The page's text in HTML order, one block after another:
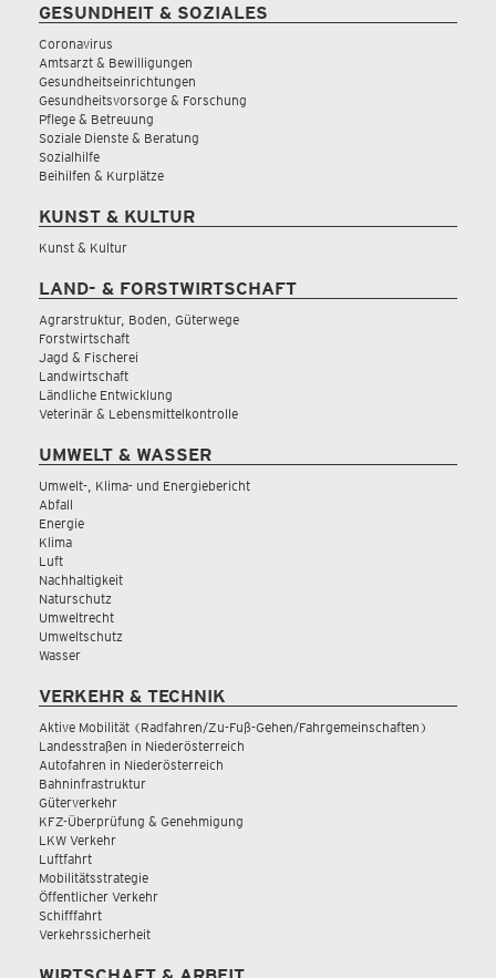
GESUNDHEIT & SOZIALES
Coronavirus
Amtsarzt & Bewilligungen
Gesundheitseinrichtungen
Gesundheitsvorsorge & Forschung
Pflege & Betreuung
Soziale Dienste & Beratung
Sozialhilfe
Beihilfen & Kurplätze
KUNST & KULTUR
Kunst & Kultur
LAND- & FORSTWIRTSCHAFT
Agrarstruktur, Boden, Güterwege
Forstwirtschaft
Jagd & Fischerei
Landwirtschaft
Ländliche Entwicklung
Veterinär & Lebensmittelkontrolle
UMWELT & WASSER
Umwelt-, Klima- und Energiebericht
Abfall
Energie
Klima
Luft
Nachhaltigkeit
Naturschutz
Umweltrecht
Umweltschutz
Wasser
VERKEHR & TECHNIK
Aktive Mobilität (Radfahren/Zu-Fuß-Gehen/Fahrgemeinschaften)
Landesstraßen in Niederösterreich
Autofahren in Niederösterreich
Bahninfrastruktur
Güterverkehr
KFZ-Überprüfung & Genehmigung
LKW Verkehr
Luftfahrt
Mobilitätsstrategie
Öffentlicher Verkehr
Schifffahrt
Verkehrssicherheit